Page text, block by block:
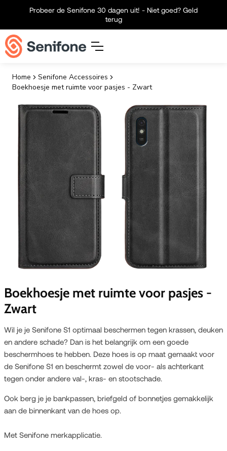
Meteen naar de content
Probeer de Senifone 30 dagen uit! - Niet goed? Geld
terug
Home
Senifone Accessoires
Boekhoesje met ruimte voor pasjes - Zwart
Boekhoesje met ruimte voor pasjes -
Zwart
Wil je je Senifone S1 optimaal beschermen tegen krassen, deuken
en andere schade? Dan is het belangrijk om een goede
beschermhoes te hebben. Deze hoes is op maat gemaakt voor
de Senifone S1 en beschermt zowel de voor- als achterkant
tegen onder andere val-, kras- en stootschade.
Ook berg je je bankpassen, briefgeld of bonnetjes gemakkelijk
aan de binnenkant van de hoes op.
Met Senifone merkapplicatie.